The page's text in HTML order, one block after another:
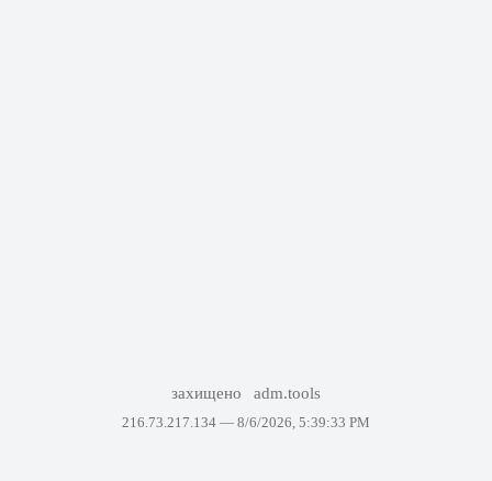
захищено adm.tools
216.73.217.134 — 8/6/2026, 5:39:33 PM